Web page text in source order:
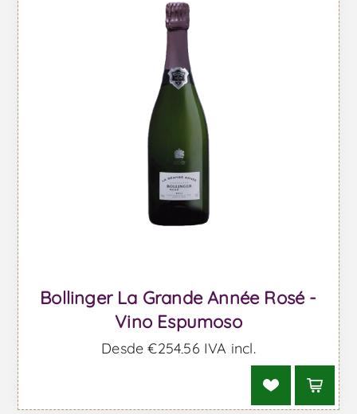
Bollinger La Grande Année Rosé -
Vino Espumoso
Desde €254,56 IVA incl.